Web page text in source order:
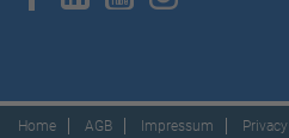
Home AGB Impressum Privacy